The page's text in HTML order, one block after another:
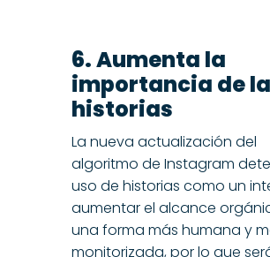
6. Aumenta la
importancia de
historias
La nueva actualización del
algoritmo de Instagram
uso de historias como un
aumentar el alcance
una forma más humana y
monitorizada, por lo que